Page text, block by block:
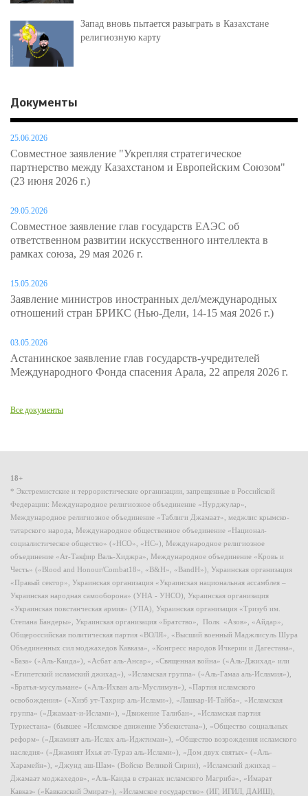
Запад вновь пытается разыграть в Казахстане
религиозную карту
Документы
25.06.2026
Совместное заявление "Укрепляя стратегическое
партнерство между Казахстаном и Европейским Союзом"
(23 июня 2026 г.)
29.05.2026
Совместное заявление глав государств ЕАЭС об
ответственном развитии искусственного интеллекта в
рамках союза, 29 мая 2026 г.
15.05.2026
Заявление министров иностранных дел/международных
отношений стран БРИКС (Нью-Дели, 14-15 мая 2026 г.)
03.05.2026
Астанинское заявление глав государств-учредителей
Международного Фонда спасения Арала, 22 апреля 2026 г.
Все документы
18+
* Экстремистские и террористические организации, запрещенные в Российской
Федерации: Международное религиозное объединение «Нурджулар»,
Международное религиозное объединение «Таблиги Джамаат», меджлис крымско-
татарского народа, Международное общественное объединение «Национал-
социалистическое общество» («НСО», «НС»), Международное религиозное
объединение «Ат-Такфир Валь-Хиджра», Международное объединение «Кровь и
Честь» («Blood and Honour/Combat18», «B&H», «BandH»), Украинская организация
«Правый сектор», Украинская организация «Украинская национальная ассамблея –
Украинская народная самооборона» (УНА - УНСО), Украинская организация
«Украинская повстанческая армия» (УПА), Украинская организация «Тризуб им.
Степана Бандеры», Украинская организация «Братство», Полк «Азов», «Айдар»,
Общероссийская политическая партия «ВОЛЯ», «Высший военный Маджлисуль Шура
Объединенных сил моджахедов Кавказа», «Конгресс народов Ичкерии и Дагестана»,
«База» («Аль-Каида»), «Асбат аль-Ансар», «Священная война» («Аль-Джихад» или
«Египетский исламский джихад»), «Исламская группа» («Аль-Гамаа аль-Исламия»),
«Братья-мусульмане» («Аль-Ихван аль-Муслимун»), «Партия исламского
освобождения» («Хизб ут-Тахрир аль-Ислами»), «Лашкар-И-Тайба», «Исламская
группа» («Джамаат-и-Ислами»), «Движение Талибан», «Исламская партия
Туркестана» (бывшее «Исламское движение Узбекистана»), «Общество социальных
реформ» («Джамият аль-Ислах аль-Иджтимаи»), «Общество возрождения исламского
наследия» («Джамият Ихья ат-Тураз аль-Ислами»), «Дом двух святых» («Аль-
Харамейн»), «Джунд аш-Шам» (Войско Великой Сирии), «Исламский джихад –
Джамаат моджахедов», «Аль-Каида в странах исламского Магриба», «Имарат
Кавказ» («Кавказский Эмират»), «Исламское государство» (ИГ, ИГИЛ, ДАИШ),